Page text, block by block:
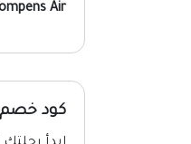
Air
كود خصم